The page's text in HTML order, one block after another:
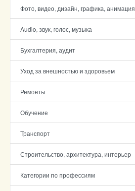
Фото, видео, дизайн, графика, анимация
Audio, звук, голос, музыка
Бухгалтерия, аудит
Уход за внешностью и здоровьем
Ремонты
Обучение
Транспорт
Строительство, архитектура, интерьер
Категории по профессиям